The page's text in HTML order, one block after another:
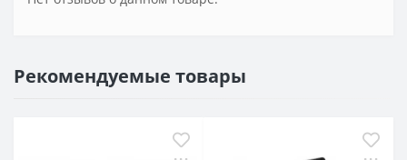
Рекомендуемые товары